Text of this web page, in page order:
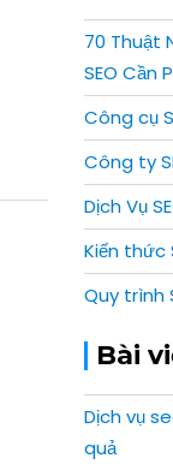
70 Thuật
SEO Cần
Công cụ
Công ty
Dịch Vụ
Kiến thức
Quy trình
Bài
Dịch vụ
quả